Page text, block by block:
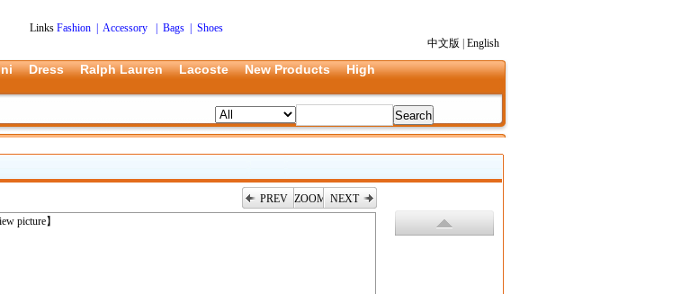
Links Fashion Accessory| Bags| Shoes
中文版
English
Dress Ralph Lauren Lacoste New Products
High
PREV ZOOM NEXT
picture】